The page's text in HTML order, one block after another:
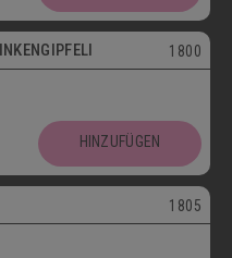
1800
HINZUFÜGEN
1805